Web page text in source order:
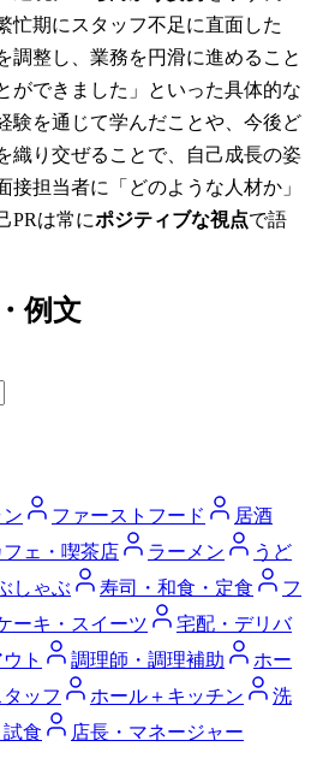
忙期にスタッフ不足に直面した
調整し、業務を円滑に進めること
ができました」といった具体的な
験を通じて学んだことや、今後ど
織り交ぜることで、自己成長の姿
接担当者に「どのような人材か」
PRは常にポジティブな視点で語
例文
ファーストフード
居酒
フェ・喫茶店 ラーメン
うど
しゃぶ 寿司・和食・定食
フ
ーキ・スイーツ
宅配・デリバ
ト 調理師・調理補助
ホー
ッフ ホール＋キッチン
洗
食 店長・マネージャー